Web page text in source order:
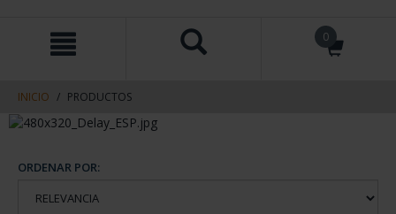
contenido
navegacin
0
INICIO PRODUCTOS
ORDENAR POR: